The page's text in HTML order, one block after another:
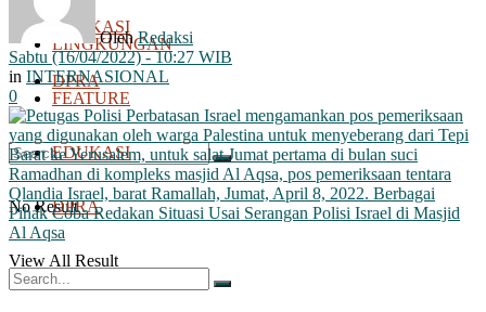
EDUKASI
DPRA
No Result
View All Result
LINGKUNGAN
FEATURE
EDUKASI
DPRA
Oleh Redaksi
Sabtu (16/04/2022) - 10:27 WIB
in INTERNASIONAL
0